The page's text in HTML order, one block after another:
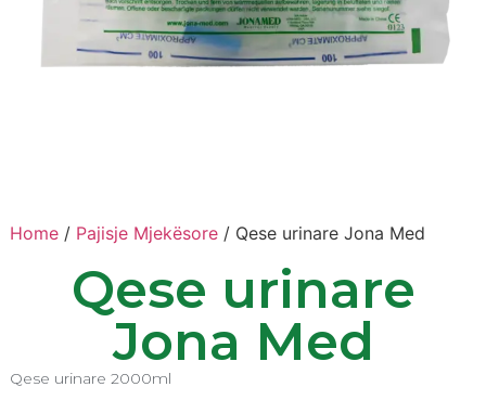
Home/ Pajisje Mjekësore/ ‎Qese urinare Jona Med
‎Qese urinare
Jona Med
‎Qese urinare 2000ml